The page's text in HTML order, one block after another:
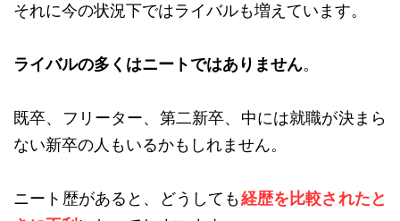
それに今の状況下ではライバルも増えています。
ライバルの多くはニートではありません。
既卒、フリーター、第二新卒、中には就職が決まら
ない新卒の人もいるかもしれません。
ニート歴があると、どうしても経歴を比較されたと